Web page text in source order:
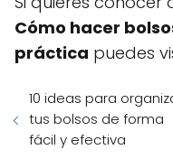
Cómo hacer
práctica puedes
10 ideas para
tus bolsos de forma
fácil y efectiva